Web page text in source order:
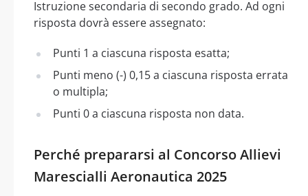
Istruzione secondaria di secondo grado. Ad ogni
risposta dovrà essere assegnato:
Punti 1 a ciascuna risposta esatta;
Punti meno (-) 0,15 a ciascuna risposta errata
o multipla;
Punti 0 a ciascuna risposta non data.
Perché prepararsi al Concorso Allievi
Marescialli Aeronautica 2025